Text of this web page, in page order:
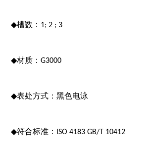
◆槽数：1; 2 ; 3
◆材质：G3000
◆表处方式：黑色电泳
◆符合标准：ISO 4183 GB/T 10412